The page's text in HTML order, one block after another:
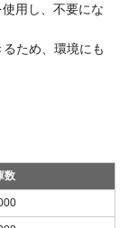
用し、不要にな
ため、環境にも
数